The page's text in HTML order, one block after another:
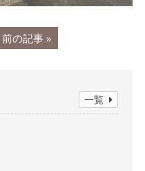
前の記事 »
一覧